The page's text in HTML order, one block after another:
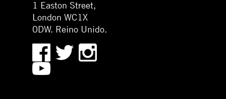
1 Easton Street,
London WC1X
0DW. Reino Unido.